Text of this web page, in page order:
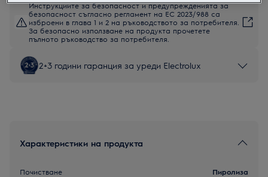
Инструкциите за безопасност и предупрежденията за
безопасност съгласно регламент на ЕС 2023/988 са
изброени в глава 1 и 2 на ръководството за потребителя.
За безопасно използване на продукта прочетете
пълното ръководство за потребителя.
2+3 години гаранция за уреди Electrolux
Характеристики на продукта
Почистване Пиролиза